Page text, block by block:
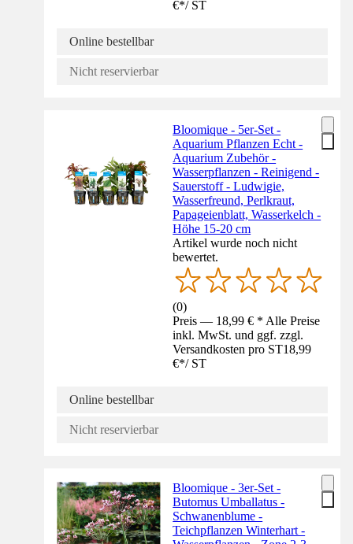
€*/ ST
Online bestellbar
Nicht reservierbar
Bloomique - 5er-Set -
Aquarium Pflanzen Echt -
Aquarium Zubehör -
Wasserpflanzen - Reinigend -
Sauerstoff - Ludwigie,
Wasserfreund, Perlkraut,
Papageienblatt, Wasserkelch -
Höhe 15-20 cm
Artikel wurde noch nicht
bewertet.
(0)
Preis — 18,99 € * Alle Preise
inkl. MwSt. und ggf. zzgl.
Versandkosten pro ST18,99
€*/ ST
Online bestellbar
Nicht reservierbar
Bloomique - 3er-Set -
Butomus Umballatus -
Schwanenblume -
Teichpflanzen Winterhart -